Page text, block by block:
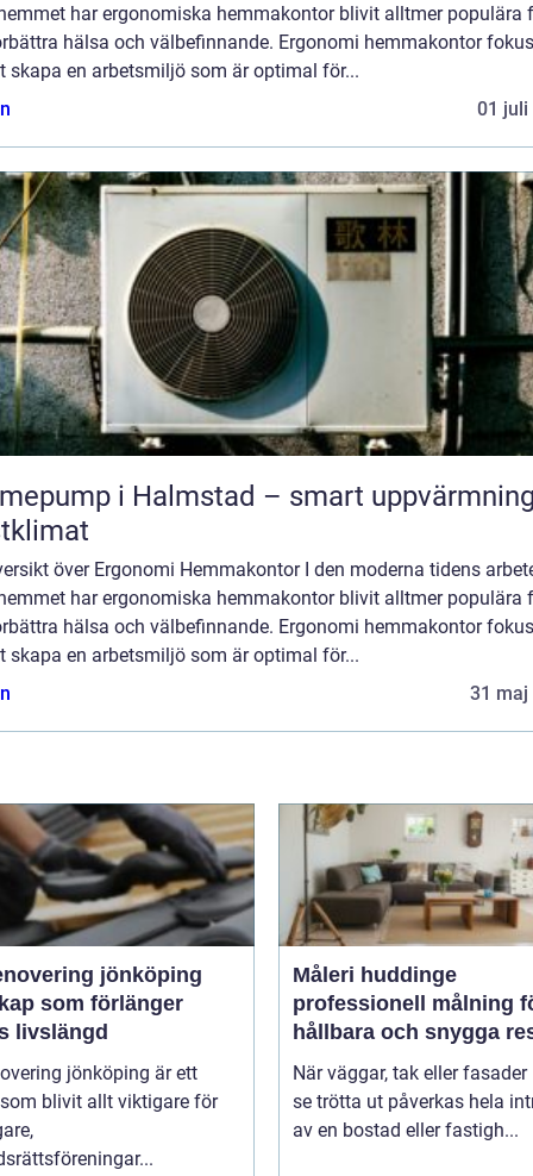
har ergonomiska hemmakontor blivit alltmer populära
hälsa och välbefinnande. Ergonomi hemmakontor
skapa en arbetsmiljö som är optimal för...
01 juli
i Halmstad – smart
över Ergonomi Hemmakontor I den moderna tidens
har ergonomiska hemmakontor blivit alltmer populära
hälsa och välbefinnande. Ergonomi hemmakontor
skapa en arbetsmiljö som är optimal för...
31 maj
jönköping
som förlänger
livslängd
jönköping är ett
blivit allt viktigare för
Måleri huddinge
professionell målning
hållbara och snygga
När väggar, tak eller fasader
se trötta ut påverkas hela
av en bostad eller fastigh...